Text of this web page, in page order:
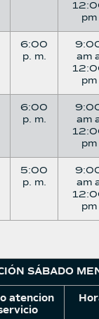
pm
6:00
p. m.
am
pm
6:00
p. m.
am
pm
5:00
p. m.
am
pm
SÁBADO
atencion